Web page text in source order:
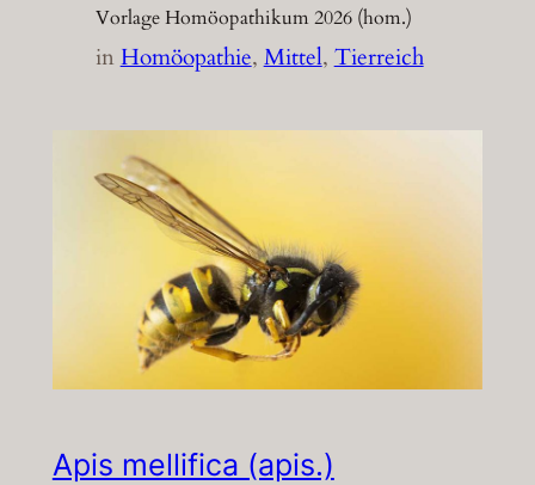
Vorlage Homöopathikum 2026 (hom.)
inHomöopathie, Mittel, Tierreich
Apis mellifica (apis.)